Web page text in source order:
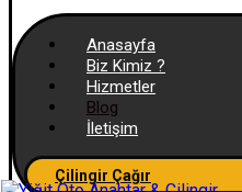
Anasayfa
Biz Kimiz ?
Hizmetler
Blog
İletişim
Çilingir Çağır